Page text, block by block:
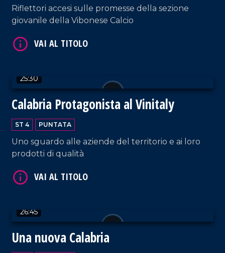
Riflettori accesi sulle promesse della sezione
giovanile della Vibonese Calcio
25:30
Calabria Protagonista al Vinitaly
ST 4 PUNTATA
Uno sguardo alle aziende del territorio e ai loro
prodotti di qualità
26:45
Una nuova Calabria
VAI AL TITOLO